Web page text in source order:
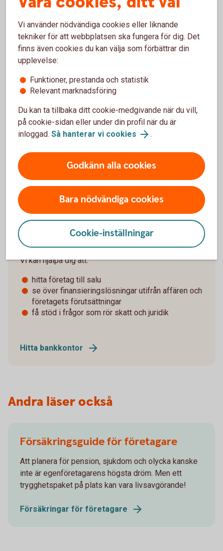
Planera för tiden efter köpet
Affären är inte klar bara för att avtalet är påskrivet. Hur du
tar hand om företaget efter köpet kan vara minst lika viktigt.
Fundera tidigt på hur verksamheterna ska fungera
tidigare? Hur påverkas medarbetare, kunder och
leverantörer?
En tydlig plan för den första tiden efter köpet kan göra det
enklare att prioritera och skapa trygghet i förändringen.
Ta hjälp inför företagsköpet
Ett företagsköp kan väcka frågor om allt från
finansiering till skatt och juridik. Därför kan det vara
bra att ta hjälp av rådgivare och andra specialister
tidigt i processen.
Vi kan hjälpa dig att:
hitta företag till salu
se över finansieringslösningar utifrån affären och
företagets förutsättningar
få stöd i frågor som rör skatt och juridik
Hitta bankkontor
Andra läser också
Försäkringsguide för företagare
Att planera för pension, sjukdom och olycka kanske
inte är egenföretagarens högsta dröm. Men ett
trygghetspaket på plats kan vara livsavgörande!
Försäkringar för företagare
Vi använder nödvändiga cookies eller liknande
tekniker för att webbplatsen ska fungera för dig. Det
finns även cookies du kan välja som förbättrar din
upplevelse:
Funktioner, prestanda och statistik
Relevant marknadsföring
Du kan ta tillbaka ditt cookie-medgivande när du vill,
på cookie-sidan eller under din profil när du är
inloggad. Så hanterar vi cookies .
Godkänn alla cookies
Bara nödvändiga cookies
Cookie-inställningar